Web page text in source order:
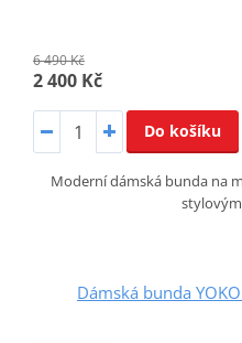
6 490 Kč
2 400 Kč
Do košíku
Moderní dámská bunda na
Dámská bunda